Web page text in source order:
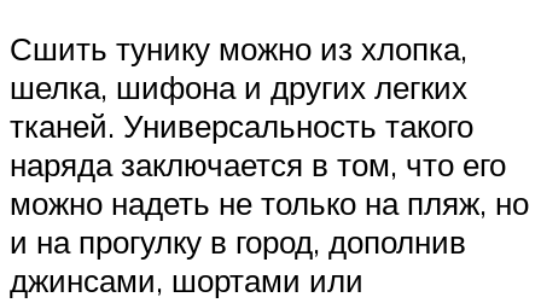
Сшить тунику можно из хлопка,
шелка, шифона и других легких
тканей. Универсальность такого
наряда заключается в том, что его
можно надеть не только на пляж, но
и на прогулку в город, дополнив
джинсами, шортами или